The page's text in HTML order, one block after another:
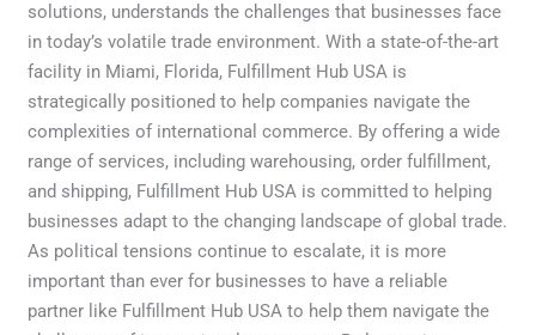
solutions, understands the challenges that businesses face
in today’s volatile trade environment. With a state-of-the-art
facility in Miami, Florida, Fulfillment Hub USA is
strategically positioned to help companies navigate the
complexities of international commerce. By offering a wide
range of services, including warehousing, order fulfillment,
and shipping, Fulfillment Hub USA is committed to helping
businesses adapt to the changing landscape of global trade.
As political tensions continue to escalate, it is more
important than ever for businesses to have a reliable
partner like Fulfillment Hub USA to help them navigate the